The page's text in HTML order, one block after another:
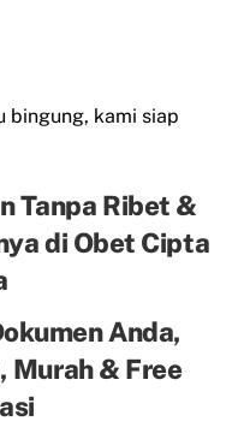
bingung, kami siap
Tanpa Ribet &
di Obet Cipta
Anda,
Murah & Free